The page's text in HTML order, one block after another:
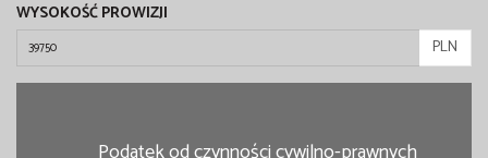
WYSOKOŚĆ PROWIZJI
PLN